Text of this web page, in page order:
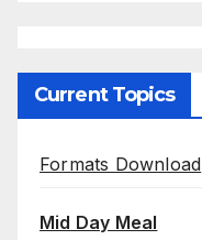
Current Topics
Formats Download
Mid Day Meal